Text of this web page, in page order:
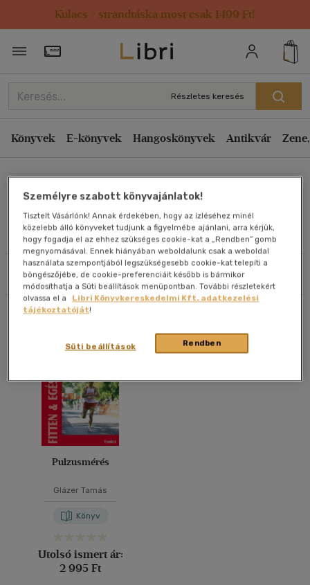
Kulacs / strandtáska most csak 1499 Ft!
Törzsvásárlói Kártya adatai
Részletes keresés
Könyvek E-könyvek Hangoskönyvek Antikvár
Művei
Szűrés Rendezés
Rendezés
Kiadás éve szerint csökkenő
Ár szerint csökkenő
Eladott darabszám szerint csökkenő
Eladott darabszám szerint növekvő
Cím szerint A-Z
Szerző szerint A-Z
Megjelenítés
20 db / oldal
Alkalmaz
Pulzusmérés
Glázer Tamás
Könyv
Utolsó ismert ár:
2 995 Ft
Személyre szabott könyvajánlatok!
Tisztelt Vásárlónk! Annak érdekében, hogy az ízléséhez minél
közelebb álló könyveket tudjunk a figyelmébe ajánlani, arra kérjük,
hogy fogadja el az ehhez szükséges cookie-kat a „Rendben” gomb
megnyomásával. Ennek hiányában weboldalunk csak a weboldal
használata szempontjából legszükségesebb cookie-kat telepíti a
böngészőjébe, de cookie-preferenciáit később is bármikor
módosíthatja a Süti beállítások menüpontban. További részletekért
olvassa el a
Libri Könyvkereskedelmi Kft. adatkezelési
tájékoztatóját!
Rendben
Süti beállítások